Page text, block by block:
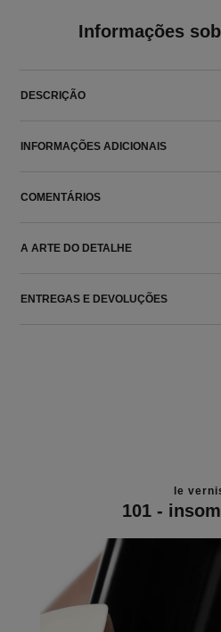
Informações
DESCRIÇÃO
INFORMAÇÕES ADICIONAIS
COMENTÁRIOS
A ARTE DO DETALHE
ENTREGAS E DEVOLUÇÕES
le
101 -